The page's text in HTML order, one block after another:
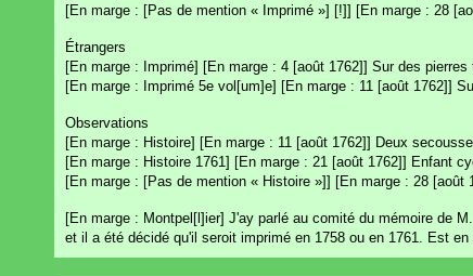
[En marge : [Pas de mention « Imprimé »] [!]] [En marge : 28
Étrangers
[En marge : Imprimé] [En marge : 4 [août 1762]] Sur des
[En marge : Imprimé 5e vol[um]e] [En marge : 11 [août 1762]]
Observations
[En marge : Histoire] [En marge : 11 [août 1762]] Deux
[En marge : Histoire 1761] [En marge : 21 [août 1762]] Enfant
[En marge : [Pas de mention « Histoire »]] [En marge : 28
[En marge : Montpel[l]ier] J'ay parlé au comité du mémoire de
et il a été décidé qu'il seroit imprimé en 1758 ou en 1761. Est en